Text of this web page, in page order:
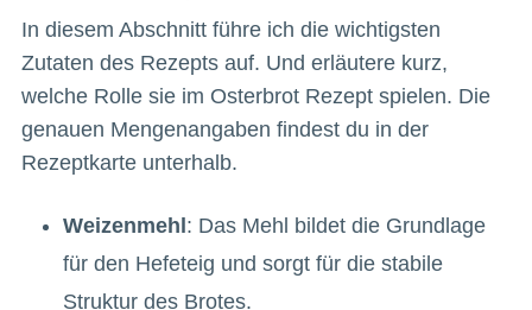
In diesem Abschnitt führe ich die wichtigsten
Zutaten des Rezepts auf. Und erläutere kurz,
welche Rolle sie im Osterbrot Rezept spielen. Die
genauen Mengenangaben findest du in der
Rezeptkarte unterhalb.
Weizenmehl: Das Mehl bildet die Grundlage
für den Hefeteig und sorgt für die stabile
Struktur des Brotes.